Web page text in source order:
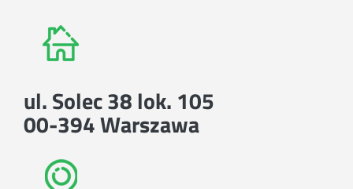
ul. Solec 38 lok. 105
00-394 Warszawa